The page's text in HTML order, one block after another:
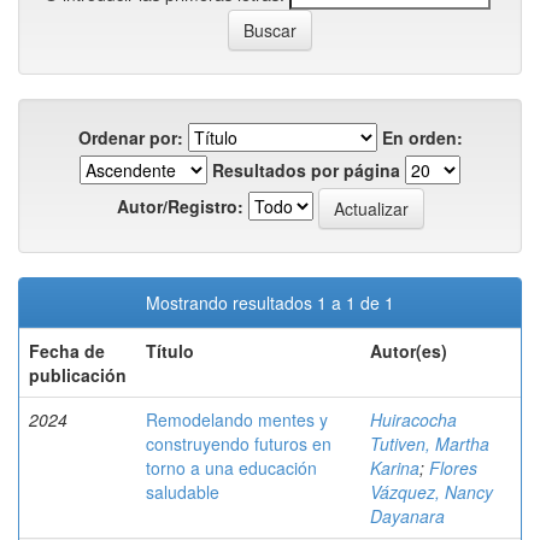
Ordenar por:
En orden:
Resultados por página
Autor/Registro:
Mostrando resultados 1 a 1 de 1
Fecha de
publicación
Título Autor(es)
2024
Remodelando mentes y
construyendo futuros en
torno a una educación
saludable
Huiracocha
Tutiven, Martha
Karina; Flores
Vázquez, Nancy
Dayanara